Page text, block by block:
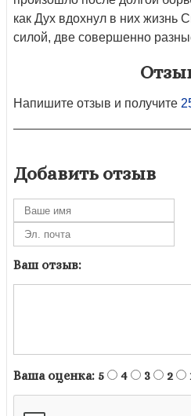
как Дух вдохнул в них
силой, две совершенно
Напишите отзыв и получите
Добавить отзыв
Ваш отзыв:
Ваша оценка: 5 4 3 2